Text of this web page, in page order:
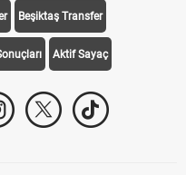
Beşiktaş Transfer
Aktif Sayaç